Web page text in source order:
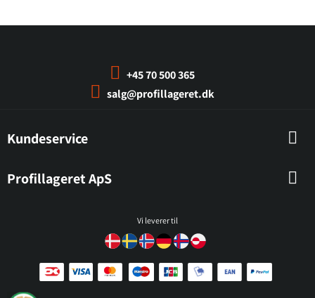
+45 70 500 365
salg@profillageret.dk
Kundeservice
Profillageret ApS
Vi leverer til